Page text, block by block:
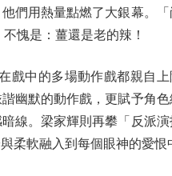
用熱量點燃了大銀幕。
愧是：薑還是老的辣！
中的多場動作戲都親自上
幽默的動作戲，更賦予角
線。梁家輝則再攀「反派
軟融入到每個眼神的愛恨